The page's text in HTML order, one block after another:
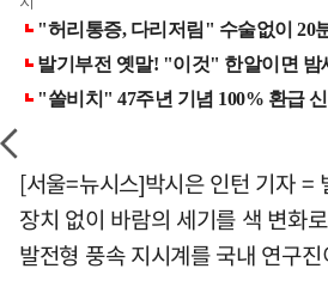
[서울=뉴시스]박시은 인턴 기자 =
장치 없이 바람의 세기를 색 변화
발전형 풍속 지시계를 국내 연구